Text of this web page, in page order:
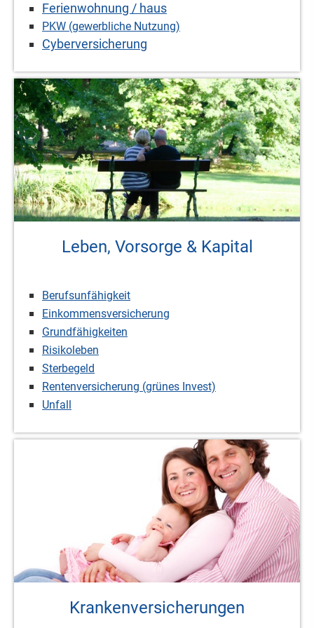
Ferienwohnung / haus
PKW (gewerbliche Nutzung)
Cyberversicherung
Leben, Vorsorge & Kapital
Berufsunfähigkeit
Einkommensversicherung
Grundfähigkeiten
Risikoleben
Ster­be­geld
Rentenversicherung (grünes Invest)
Unfall
Kranken­ver­si­che­rungen